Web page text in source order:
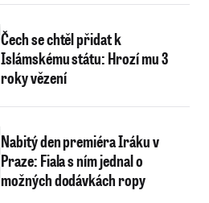
Čech se chtěl přidat k
Islámskému státu: Hrozí mu 3
roky vězení
Nabitý den premiéra Iráku v
Praze: Fiala s ním jednal o
možných dodávkách ropy